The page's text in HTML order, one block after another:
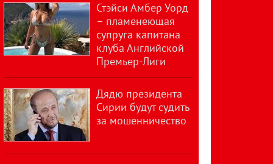
Стэйси Амбер Уорд
– пламенеющая
супруга капитана
клуба Английской
Премьер-Лиги
Дядю президента
Сирии будут судить
за мошенничество